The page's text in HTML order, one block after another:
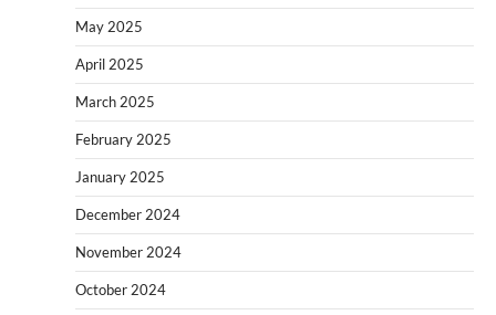
May 2025
April 2025
March 2025
February 2025
January 2025
December 2024
November 2024
October 2024